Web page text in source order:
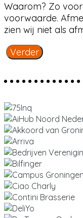
Waarom? Zo
voorwaarde.
zien wij niet als
Verder